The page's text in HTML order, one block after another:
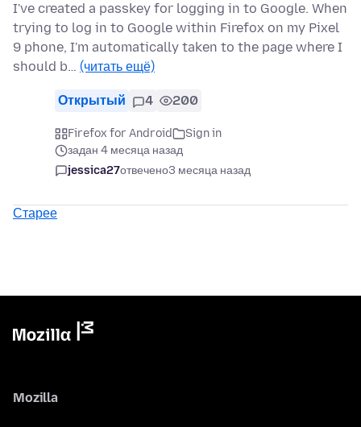
I've created a passkey for logging in to Google. When
trying to log in to Google within Firefox on my Pixel
9 phone, I'm automatically taken to the page where I
should b… (читать ещё)
Открытый 4 200
Firefox for Android
Sign in
задан 4 месяца назад
jessica27отвечено3 месяца назад
Старее
Mozilla